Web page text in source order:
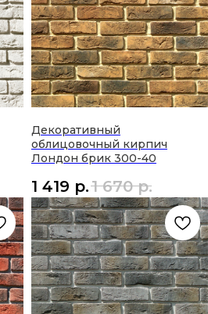
Декоративный
облицовочный кирпич
Лондон брик 300-40
1 419 р.1 670 р.